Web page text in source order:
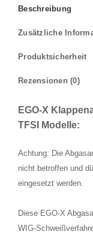
Beschreibung
Zusätzliche
Produktsicherheit
Rezensionen (0)
EGO-X
TFSI Modelle:
Achtung: Die
nicht betroffen und
eingesetzt werden.
Diese EGO-X
WIG-